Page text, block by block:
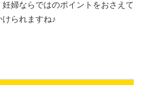
婦ならではのポイントをおさえて
られますね♪